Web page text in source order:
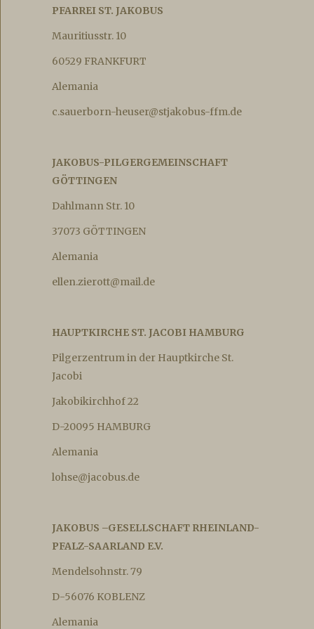
PFARREI ST. JAKOBUS
Mauritiusstr. 10
60529 FRANKFURT
Alemania
c.sauerborn-heuser@stjakobus-ffm.de
JAKOBUS-PILGERGEMEINSCHAFT
GÖTTINGEN
Dahlmann Str. 10
37073 GÖTTINGEN
Alemania
ellen.zierott@mail.de
HAUPTKIRCHE ST. JACOBI HAMBURG
Pilgerzentrum in der Hauptkirche St.
Jacobi
Jakobikirchhof 22
D-20095 HAMBURG
Alemania
lohse@jacobus.de
JAKOBUS –GESELLSCHAFT RHEINLAND-
PFALZ-SAARLAND E.V.
Mendelsohnstr. 79
D-56076 KOBLENZ
Alemania